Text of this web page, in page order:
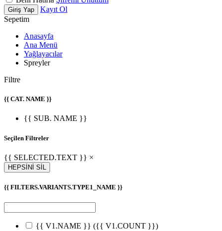
Giriş Yap
Kayıt Ol
Sepetim
Anasayfa
Ana Menü
Yağlayacılar
Spreyler
Filtre
{{ CAT. NAME }}
{{ SUB. NAME }}
Seçilen Filtreler
{{ SELECTED.TEXT }} ×
HEPSİNİ SİL
{{ FILTERS.VARIANTS.TYPE1_NAME }}
{{ V1.NAME }} ({{ V1.COUNT }})